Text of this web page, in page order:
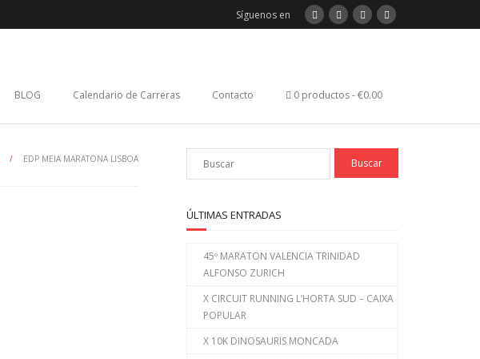
Síguenos en
BLOG Calendario de Carreras Contacto 0 productos €0.00
/ EDP MEIA MARATONA LISBOA
ÚLTIMAS ENTRADAS
45º MARATON VALENCIA TRINIDAD
ALFONSO ZURICH
X CIRCUIT RUNNING L’HORTA SUD – CAIXA
POPULAR
X 10K DINOSAURIS MONCADA